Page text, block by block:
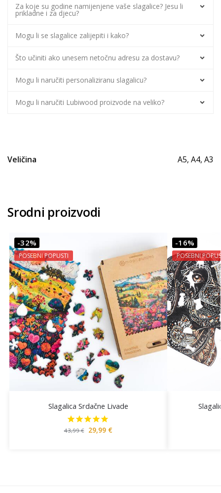
Za koje su godine namijenjene vaše slagalice? Jesu li
prikladne i za djecu?
Mogu li se slagalice zalijepiti i kako?
Što učiniti ako unesem netočnu adresu za dostavu?
Mogu li naručiti personaliziranu slagalicu?
Mogu li naručiti Lubiwood proizvode na veliko?
Veličina A5, A4, A3
Srodni proizvodi
-32%
POSEBNI POPUSTI
Slagalica Srdačne Livade
43,99€ 29,99 €
-16%
POSEBNI